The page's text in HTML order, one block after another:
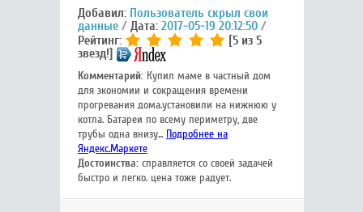
Добавил: Пользователь скрыл свои
данные Дата: 2017-05-19 20:12:50
Рейтинг:
[5 из 5
звезд!]
Комментарий:Купил маме в частный дом
для экономии и сокращения времени
прогревания дома.установили на нижнюю у
котла. Батареи по всему периметру, две
трубы одна внизу... Подробнее на
Яндекс.Маркете
Достоинства:справляется со своей задачей
быстро и легко. цена тоже радует.